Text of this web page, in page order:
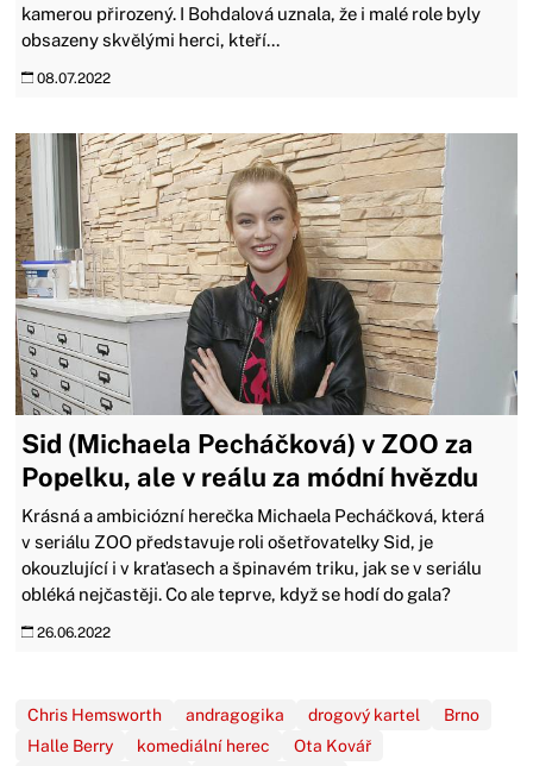
kamerou přirozený. I Bohdalová uznala, že i malé role byly
obsazeny skvělými herci, kteří...
08.07.2022
Sid (Michaela Pecháčková) v ZOO za
Popelku, ale v reálu za módní hvězdu
Krásná a ambiciózní herečka Michaela Pecháčková, která
v seriálu ZOO představuje roli ošetřovatelky Sid, je
okouzlující i v kraťasech a špinavém triku, jak se v seriálu
obléká nejčastěji. Co ale teprve, když se hodí do gala?
26.06.2022
Chris Hemsworth andragogika drogový kartel
Brno
Halle Berry
komediální herec Ota Kovář